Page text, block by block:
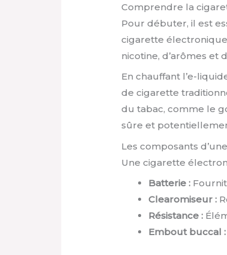
Comprendre la
Pour débuter, il est
cigarette
nicotine, d’arômes
En chauffant l’e-
de cigarette
du tabac, comme le
sûre et
Les composants
Une cigarette
Batterie :
Clearomiseur :
Résistance :
Embout buccal :